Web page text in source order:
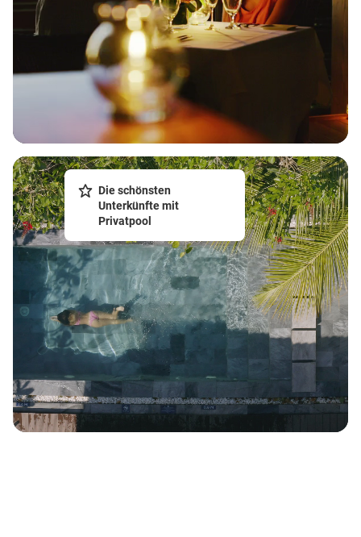
Die schönsten
Unterkünfte mit
Privatpool